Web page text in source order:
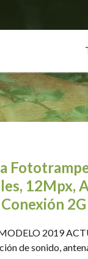
12Mpx,
2G
2019
de sonido,